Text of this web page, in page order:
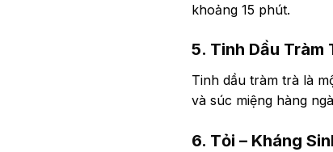
khoảng 15 phút.
5. Tinh Dầu
Tinh dầu tràm trà là
và súc miệng hàng
6. Tỏi – Kháng